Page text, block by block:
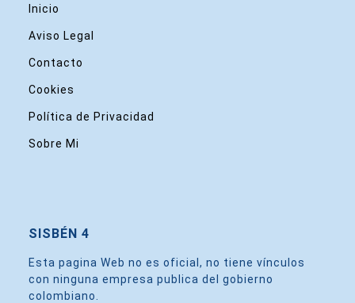
Inicio
Aviso Legal
Contacto
Cookies
Política de Privacidad
Sobre Mi
SISBÉN 4
Esta pagina Web no es oficial, no tiene vínculos
con ninguna empresa publica del gobierno
colombiano.